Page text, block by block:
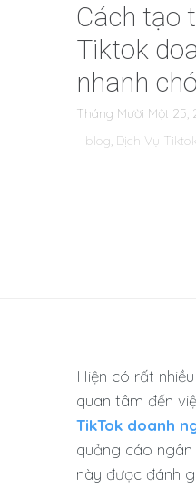
Cách tạo
Tiktok
nhanh
Tháng Mười Một 25,
blog, Dịch Vụ Tiktok
Hiện có rất
quan tâm đến
TikTok doanh
quảng cáo ngân
này được đánh